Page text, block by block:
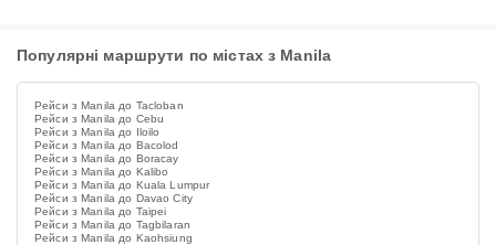
Популярні маршрути по містах з Manila
Рейси з Manila до Tacloban
Рейси з Manila до Cebu
Рейси з Manila до Iloilo
Рейси з Manila до Bacolod
Рейси з Manila до Boracay
Рейси з Manila до Kalibo
Рейси з Manila до Kuala Lumpur
Рейси з Manila до Davao City
Рейси з Manila до Taipei
Рейси з Manila до Tagbilaran
Рейси з Manila до Kaohsiung